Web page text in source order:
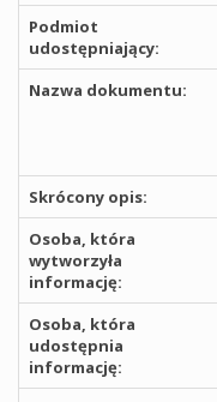
Podmiot
udostępniający:
Nazwa dokumentu:
Skrócony opis:
Osoba, która
wytworzyła
informację:
Osoba, która
udostępnia
informację: